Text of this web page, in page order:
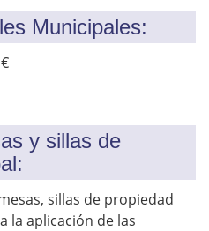
Municipales:
y sillas de
sillas de propiedad
la aplicación de las